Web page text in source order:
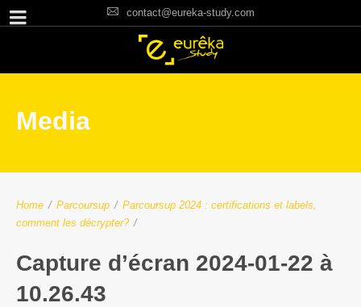
contact@eureka-study.com
Media
Home / Parcoursup / Parcoursup 2024 : certifications et labels,
comment les décrypter? /
Capture d’écran 2024-01-22 à
10.26.43